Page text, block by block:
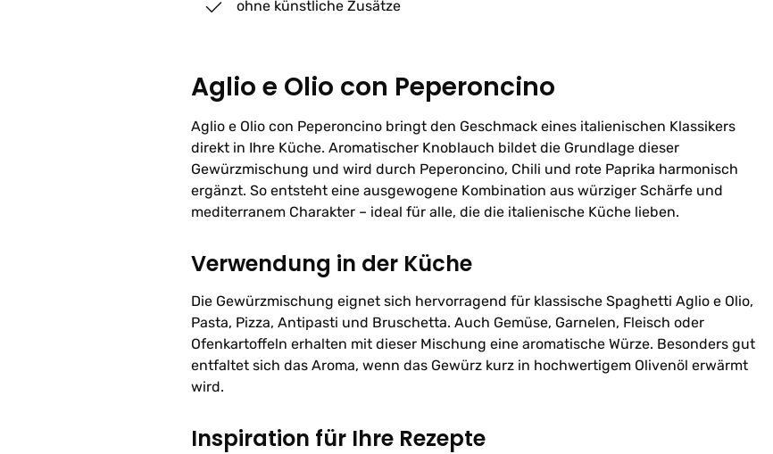
ohne künstliche Zusätze
Aglio e Olio con Peperoncino
Aglio e Olio con Peperoncino bringt den Geschmack eines italienischen Klassikers
direkt in Ihre Küche. Aromatischer Knoblauch bildet die Grundlage dieser
Gewürzmischung und wird durch Peperoncino, Chili und rote Paprika harmonisch
ergänzt. So entsteht eine ausgewogene Kombination aus würziger Schärfe und
mediterranem Charakter – ideal für alle, die die italienische Küche lieben.
Verwendung in der Küche
Die Gewürzmischung eignet sich hervorragend für klassische Spaghetti Aglio e Olio,
Pasta, Pizza, Antipasti und Bruschetta. Auch Gemüse, Garnelen, Fleisch oder
Ofenkartoffeln erhalten mit dieser Mischung eine aromatische Würze. Besonders gut
entfaltet sich das Aroma, wenn das Gewürz kurz in hochwertigem Olivenöl erwärmt
wird.
Inspiration für Ihre Rezepte